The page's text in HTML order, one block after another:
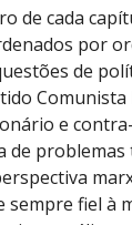
de cada
por
de
e
de
sempre fiel à